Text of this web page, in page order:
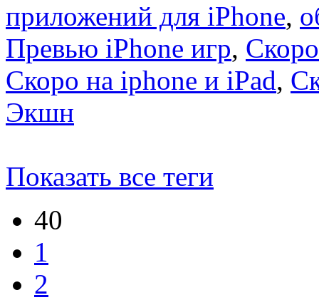
приложений для iPhone,
Превью iPhone игр,
Скоро на iphone и iPad,
Экшн
Показать все теги
40
1
2